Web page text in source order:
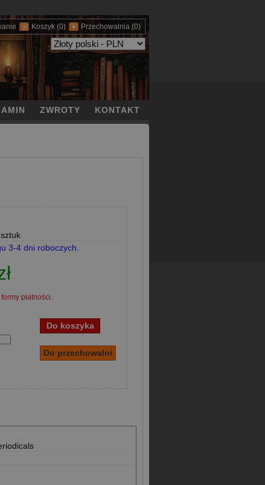
Koszyk (0) Przechowalnia (0)
ZWROTY KONTAKT
3-4 dni roboczych.
formy płatności.